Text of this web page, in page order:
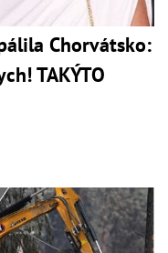
Chorvátsko:
TAKÝTO